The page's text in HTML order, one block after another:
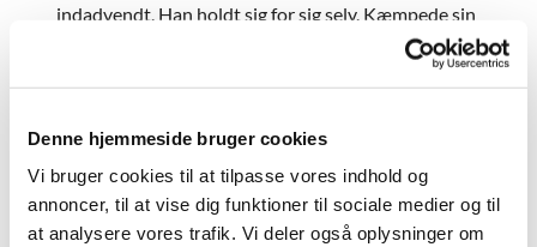
Denne hjemmeside bruger cookies
Vi bruger cookies til at tilpasse vores indhold og
annoncer, til at vise dig funktioner til sociale medier og til
at analysere vores trafik. Vi deler også oplysninger om
indadvendt. Han holdt sig for sig selv. Kæmpede sin
stille kamp for at overleve. Gennem flere år følte
af, at der foregik noget særligt. Det var fastelavns
søndag. Selv om det var helligdag, var der en
voldsom trængsel. ”Jesus skal også med det næste
tog,” blev der mumlet.